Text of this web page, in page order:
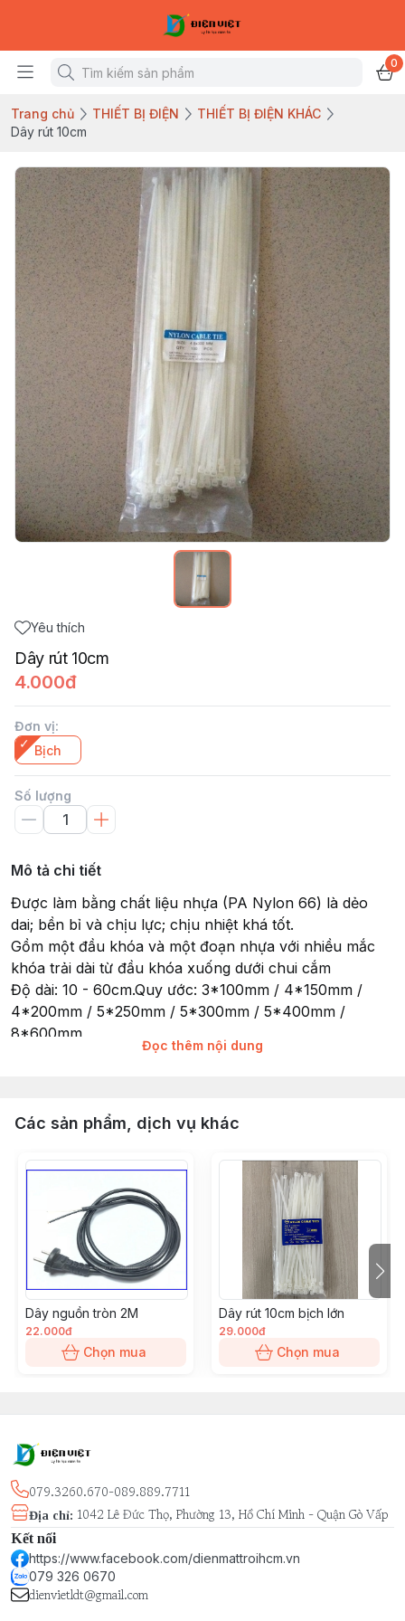
0
Trang chủ THIẾT BỊ ĐIỆN
THIẾT BỊ ĐIỆN KHÁC
Dây rút 10cm
Yêu thích
Dây rút 10cm
4.000đ
Đơn vị:
Bịch
Số lượng
Mô tả chi tiết
Được làm bằng chất liệu nhựa (PA Nylon 66) là dẻo
dai; bền bỉ và chịu lực; chịu nhiệt khá tốt.
Gồm một đầu khóa và một đoạn nhựa với nhiều mắc
khóa trải dài từ đầu khóa xuống dưới chui cắm
Độ dài: 10 - 60cm.Quy ước: 3*100mm / 4*150mm /
4*200mm / 5*250mm / 5*300mm / 5*400mm /
8*600mm
Tính năng: Nhựa Nylon PA66; Chống Axit; Chống ăn
Ưu điểm: An toàn, không bị đứt, nút khoá chắc chắn,
Ứng dụng: Đóng gói, Niêm phong, cột rút miệng túi ,
dây điện, cột hàng, cột gọn, cột định vị dây... ...
Số lượng : 75-80 sợi/ bịch
Đọc thêm nội dung
Các sản phẩm, dịch vụ khác
Dây nguồn tròn 2M
22.000đ
Chọn mua
Dây rút 10cm bịch lớn
29.000đ
Chọn mua
079.3260.670-089.889.7711
Địa chỉ: 1042 Lê Đức Thọ, Phường 13, Hồ Chí Minh - Quận Gò Vấp
Kết nối
https://www.facebook.com/dienmattroihcm.vn
079 326 0670
dienvietldt@gmail.com